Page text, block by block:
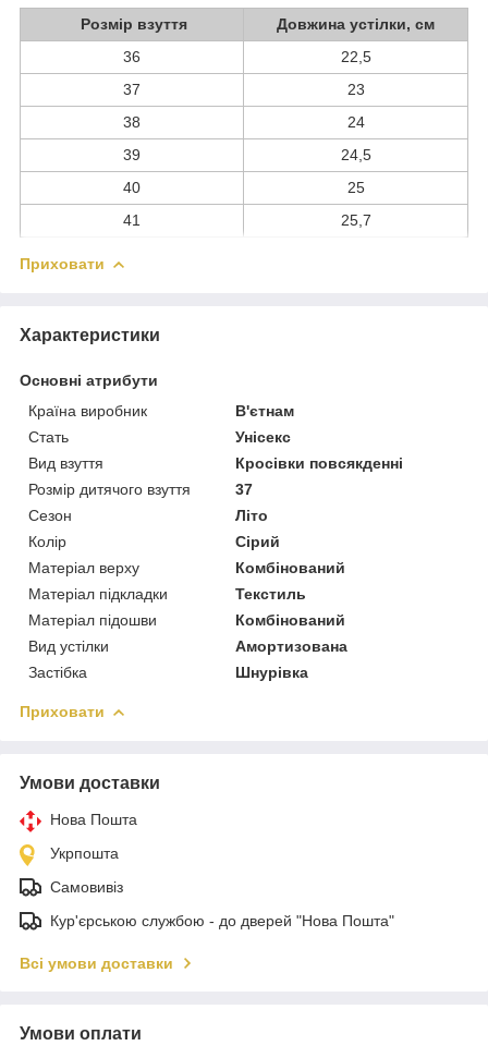
Розмір взуття
Довжина устілки, см
36
22,5
37
23
38
24
39
24,5
40
25
41
25,7
Приховати
Характеристики
Основні атрибути
Країна виробник
В'єтнам
Стать
Унісекс
Вид взуття
Кросівки повсякденні
Розмір дитячого взуття
37
Сезон
Літо
Колір
Сірий
Матеріал верху
Комбінований
Матеріал підкладки
Текстиль
Матеріал підошви
Комбінований
Вид устілки
Амортизована
Застібка
Шнурівка
Приховати
Умови доставки
Нова Пошта
Укрпошта
Самовивіз
Кур'єрською службою - до дверей "Нова Пошта"
Всі умови доставки
Умови оплати